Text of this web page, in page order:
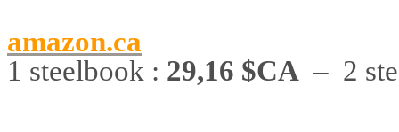
amazon.ca
1 steelbook : 29,16 $CA – 2